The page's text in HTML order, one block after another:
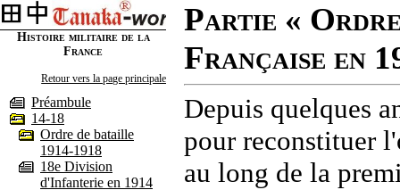
Histoire militaire de la
France
Retour vers la page principale
Préambule
14-18
Ordre de bataille
1914-1918
18e Division
d'Infanterie en 1914
Partie «
Française en
Depuis quelques
pour reconstituer
au long de la